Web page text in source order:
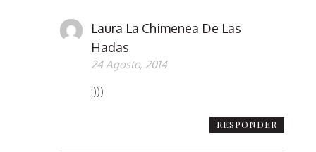
Laura La Chimenea De Las
Hadas
24 Agosto, 2014
:)))
RESPONDER